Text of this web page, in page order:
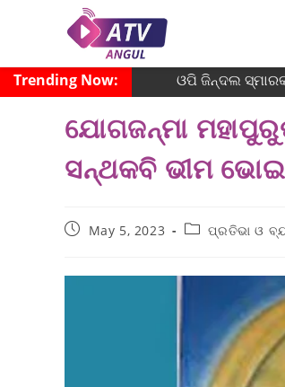
Trending Now: ଓପି ଜିନ୍ଦଲ
ଯୋଗଜନ୍ମା
ସନ୍ଥକବି ଭୀମ
May 5, 2023 ପ୍ରତିଭା ଓ